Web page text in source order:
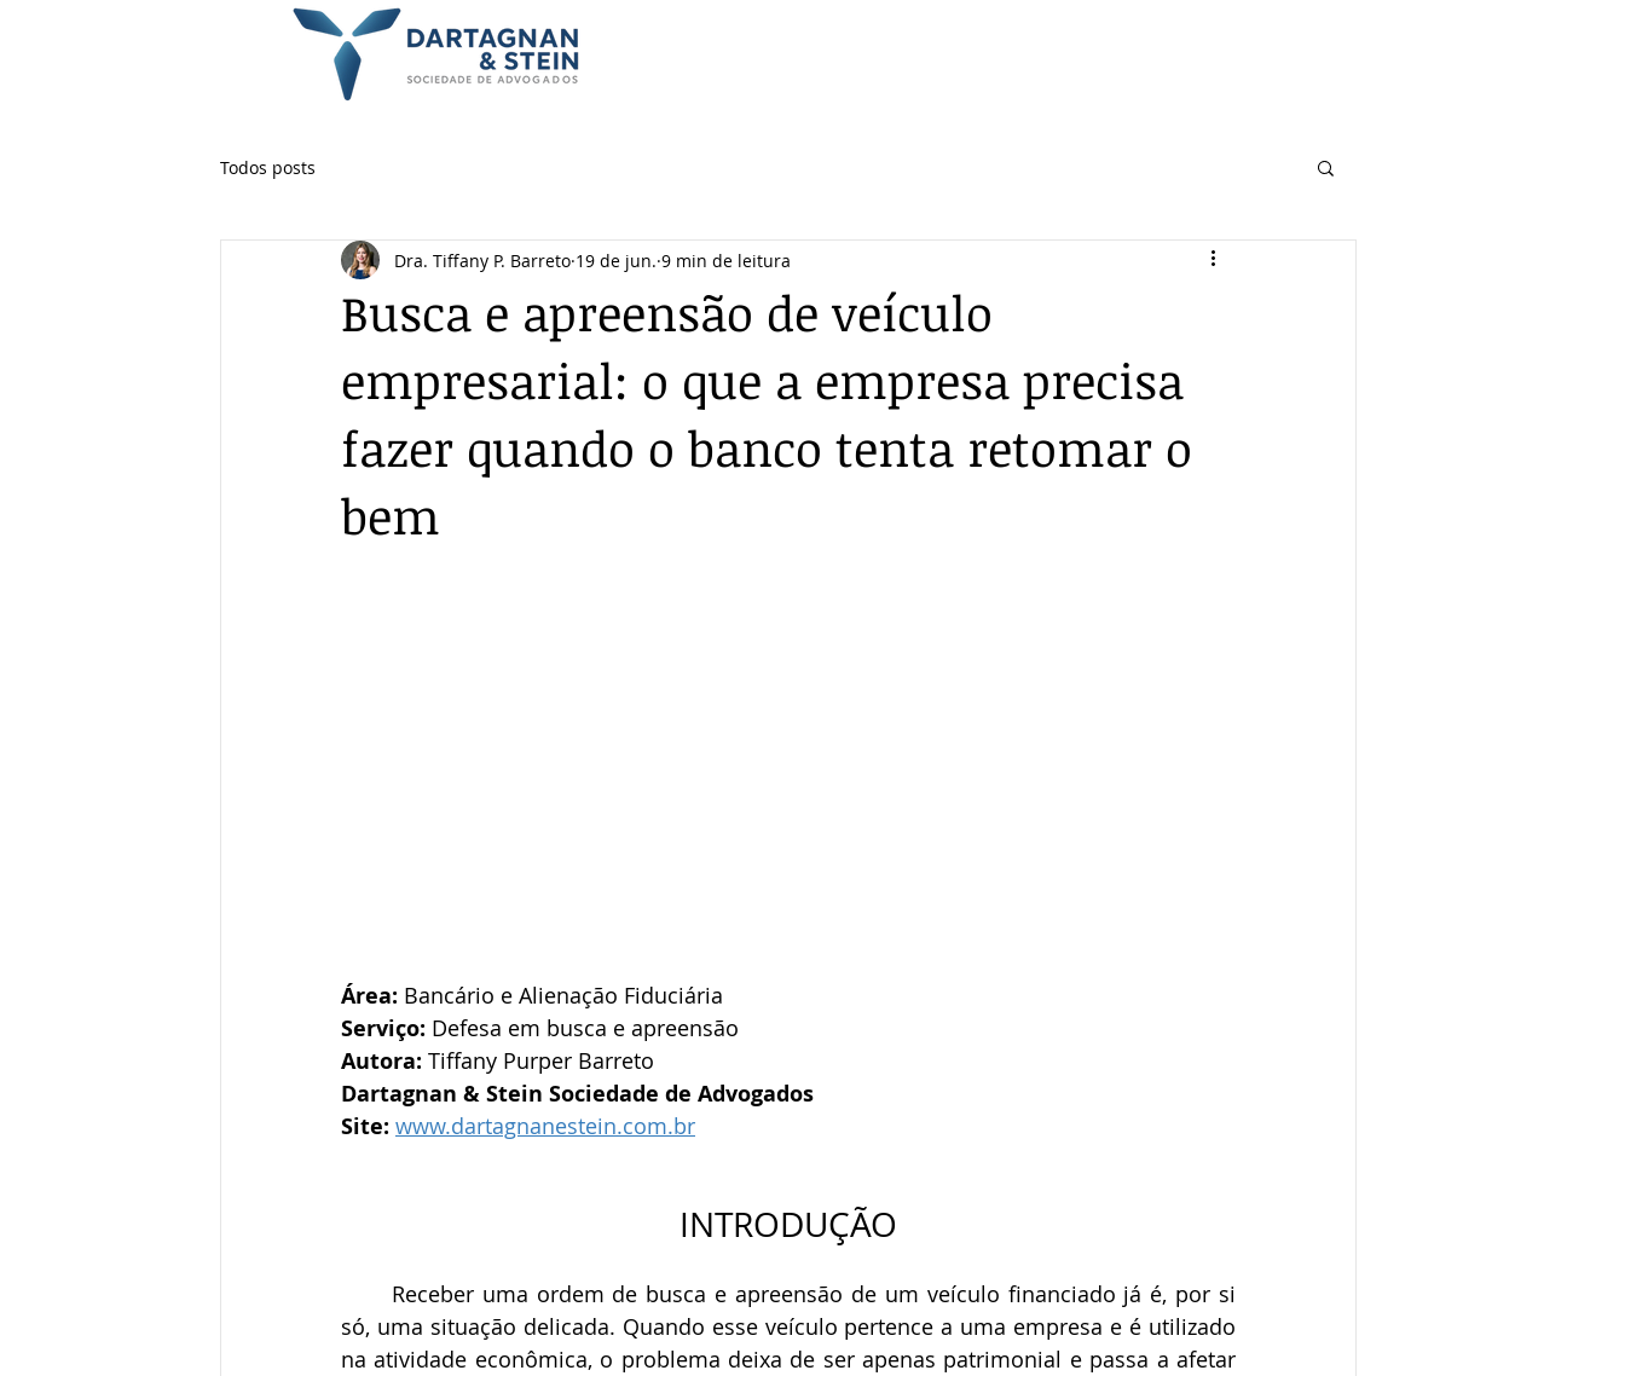
Todos posts
Busca e apreensão de veículo
empresarial: o que a empresa precisa
fazer quando o banco tenta retomar o
bem
Dra. Tiffany P. Barreto 19 de jun. 9 min de leitura
Área: Bancário e Alienação Fiduciária
Serviço: Defesa em busca e apreensão
Autora: Tiffany Purper Barreto
Dartagnan & Stein Sociedade de Advogados
Site: www.dartagnanestein.com.br
INTRODUÇÃO
só, uma situação delicada. Quando esse veículo pertence a uma empresa e é utilizado
na atividade econômica, o problema deixa de ser apenas patrimonial e passa a afetar